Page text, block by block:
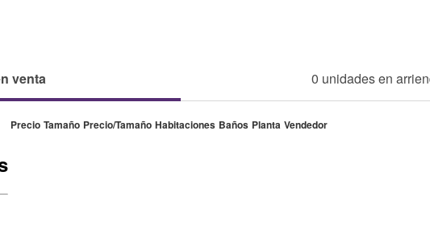
venta 0 unidades en
Precio Tamaño Precio/Tamaño Habitaciones Baños Planta Vendedor